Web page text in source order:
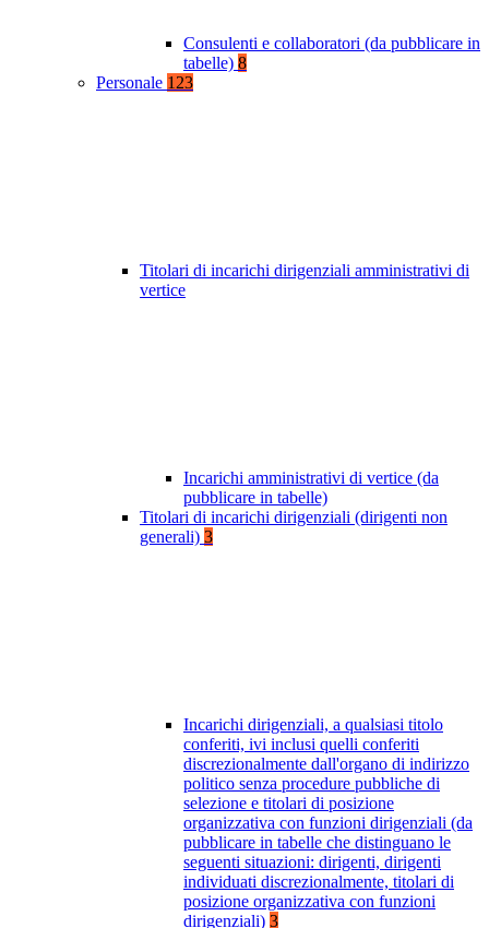
Consulenti e collaboratori (da pubblicare in
tabelle) 8
Personale 123
Titolari di incarichi dirigenziali amministrativi di
vertice
Incarichi amministrativi di vertice (da
pubblicare in tabelle)
Titolari di incarichi dirigenziali (dirigenti non
generali) 3
Incarichi dirigenziali, a qualsiasi titolo
conferiti, ivi inclusi quelli conferiti
discrezionalmente dall'organo di indirizzo
politico senza procedure pubbliche di
selezione e titolari di posizione
organizzativa con funzioni dirigenziali (da
pubblicare in tabelle che distinguano le
seguenti situazioni: dirigenti, dirigenti
individuati discrezionalmente, titolari di
posizione organizzativa con funzioni
dirigenziali) 3